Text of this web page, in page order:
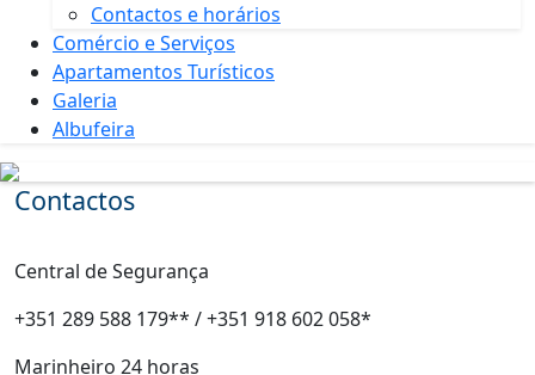
Contactos e horários
Comércio e Serviços
Apartamentos Turísticos
Galeria
Albufeira
Contactos
Central de Segurança
+351 289 588 179** / +351 918 602 058*
Marinheiro 24 horas